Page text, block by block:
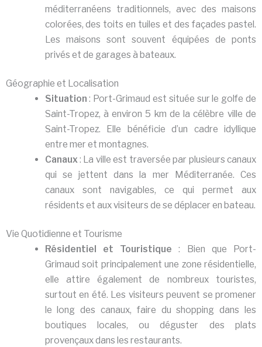
méditerranéens traditionnels, avec des maisons
colorées, des toits en tuiles et des façades pastel.
Les maisons sont souvent équipées de ponts
privés et de garages à bateaux.
Géographie et Localisation
Situation : Port-Grimaud est située sur le golfe de
Saint-Tropez, à environ 5 km de la célèbre ville de
Saint-Tropez. Elle bénéficie d’un cadre idyllique
entre mer et montagnes.
Canaux: La ville est traversée par plusieurs canaux
qui se jettent dans la mer Méditerranée. Ces
canaux sont navigables, ce qui permet aux
résidents et aux visiteurs de se déplacer en bateau.
Vie Quotidienne et Tourisme
Résidentiel et Touristique : Bien que Port-
Grimaud soit principalement une zone résidentielle,
elle attire également de nombreux touristes,
surtout en été. Les visiteurs peuvent se promener
le long des canaux, faire du shopping dans les
boutiques locales, ou déguster des plats
provençaux dans les restaurants.